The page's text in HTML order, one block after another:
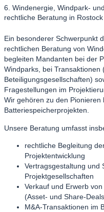
6. Windenergie, Windpark-
rechtliche Beratung in Rostock
Ein besonderer Schwerpunkt
rechtlichen Beratung von
begleiten Mandanten bei der
Windparks, bei Transaktionen
Beteiligungsgesellschaften)
Fragestellungen im
Wir gehören zu den Pionieren
Batteriespeicherprojekten.
Unsere Beratung umfasst
rechtliche Begleitung
Projektentwicklung
Vertragsgestaltung und
Projektgesellschaften
Verkauf und Erwerb
(Asset- und Share-
M&A-Transaktionen im